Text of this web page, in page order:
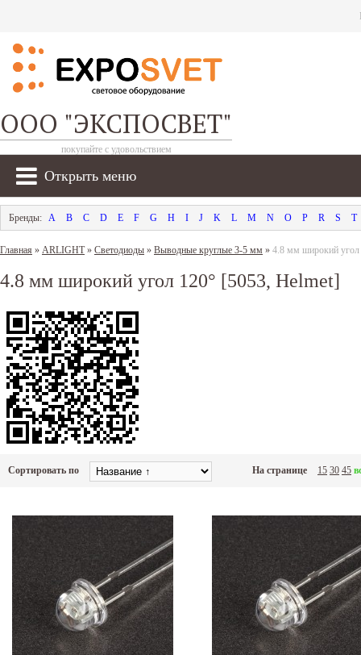
ООО "ЭКСПОСВЕТ"
покупайте с удовольствием
Открыть меню
A B C D E F G H I J K L M N O P R S T
Главная » ARLIGHT» Светодиоды » Выводные круглые 3-5 мм » 4.8 мм широкий угол
4.8 мм широкий угол 120° [5053, Helmet]
Сортировать по На странице 15 30 45